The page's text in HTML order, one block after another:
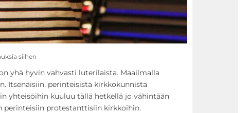
siihen
yhä hyvin vahvasti luterilaista. Maailmalla
Itsenäisiin, perinteisistä kirkkokunnista
yhteisöihin kuuluu tällä hetkellä jo vähintään
perinteisiin protestanttisiin kirkkoihin.